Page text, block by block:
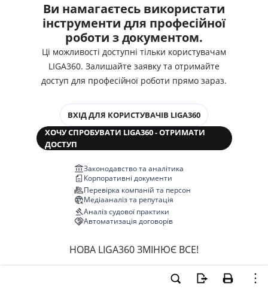
Ви намагаєтесь використати
інструменти для професійної
роботи з документом.
Ці можливості доступні тільки користувачам
LIGA360. Залишайте заявку та отримайте
доступ для професійної роботи прямо зараз.
ВХІД ДЛЯ КОРИСТУВАЧІВ LIGA360
ХОЧУ СПРОБУВАТИ LIGA360 - ОТРИМАТИ
ДОСТУП
Законодавство та аналітика
Корпоративні документи
Перевірка компаній та персон
Медіааналіз та репутація
Аналіз судової практики
Автоматизація договорів
НОВА LIGA360 ЗМІНЮЄ ВСЕ!